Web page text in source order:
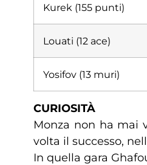
Kurek (155 punti)
Louati (12 ace)
Yosifov (13 muri)
CURIOSITÀ
Monza non ha mai
volta il successo,
In quella gara